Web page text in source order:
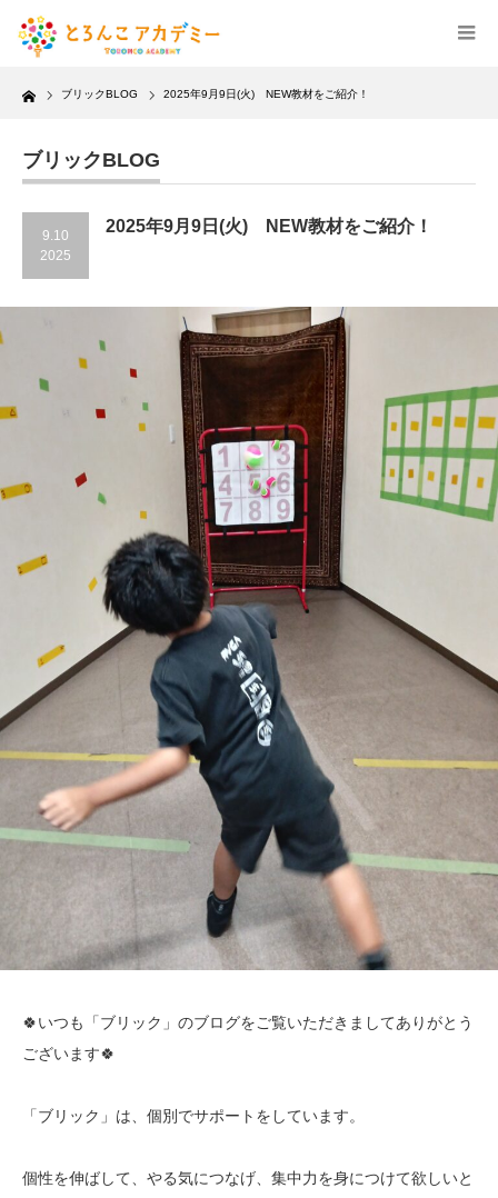
Home ブリックBLOG 2025年9月9日(火) NEW教材をご紹介！
ブリックBLOG
9.10
2025
2025年9月9日(火) NEW教材をご紹介！
🍀いつも「ブリック」のブログをご覧いただきましてありがとう
ございます🍀
「ブリック」は、個別でサポートをしています。
個性を伸ばして、やる気につなげ、集中力を身につけて欲しいと